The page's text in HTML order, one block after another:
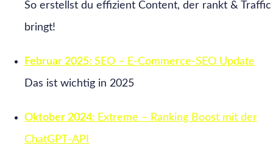
So erstellst du effizient Content, der rankt & Traffic
bringt!
Februar 2025: SEO – E-Commerce-SEO Update
Das ist wichtig in 2025
Oktober 2024: Extreme – Ranking Boost mit der
ChatGPT-API